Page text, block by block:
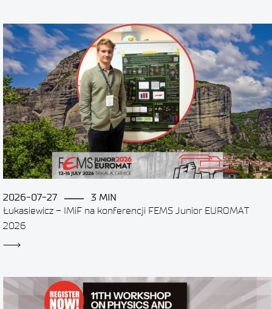
2026-07-27
3 MIN
Łukasiewicz – IMiF na konferencji FEMS Junior EUROMAT
2026